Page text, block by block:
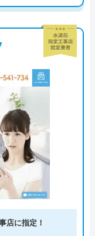
店に指定！